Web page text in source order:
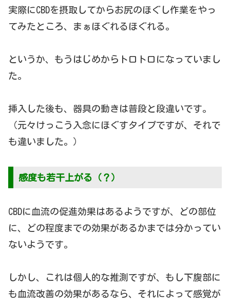
実際にCBDを摂取してからお尻のほぐし作業をやっ
てみたところ、まぁほぐれるほぐれる。
というか、もうはじめからトロトロになっていまし
た。
挿入した後も、器具の動きは普段と段違いです。
（元々けっこう入念にほぐすタイプですが、それで
も違いました。）
感度も若干上がる（？）
CBDに血流の促進効果はあるようですが、どの部位
に、どの程度までの効果があるかまでは分かってい
ないようです。
しかし、これは個人的な推測ですが、もし下腹部に
も血流改善の効果があるなら、それによって感覚が